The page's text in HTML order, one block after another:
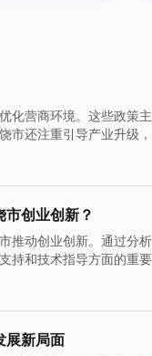
化营商环境。这些政策
市还注重引导产业升级
创业创新？
推动创业创新。通过分
持和技术指导方面的重
展新局面